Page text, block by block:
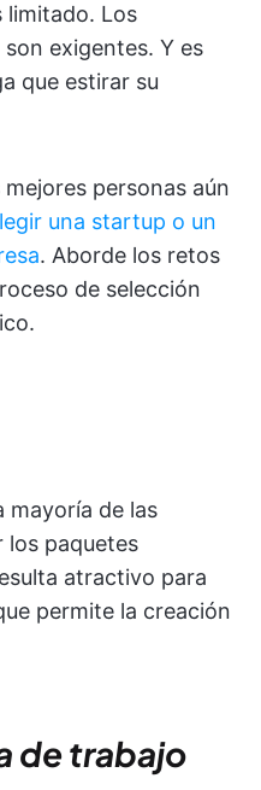
limitado. Los
exigentes. Y es
que estirar su
personas aún
una startup o un
. Aborde los retos
de selección
mayoría de las
los paquetes
atractivo para
permite la creación
de trabajo